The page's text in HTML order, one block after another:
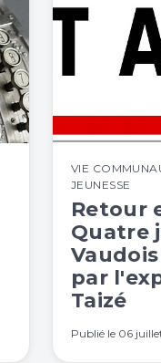
VIE
JEUNESSE
Retour
Quatre
par
Taizé
Publié le 06